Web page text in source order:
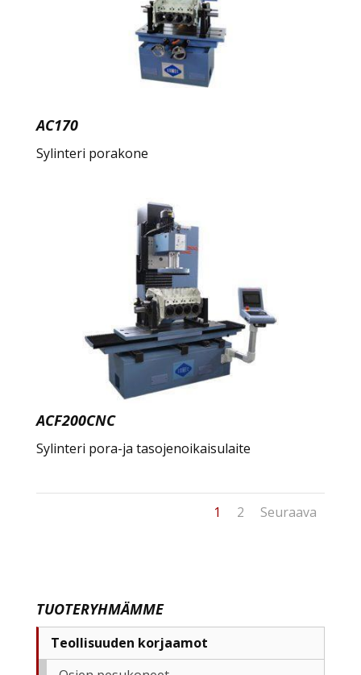
AC170
Sylinteri porakone
ACF200CNC
Sylinteri pora-ja tasojenoikaisulaite
1 2 Seuraava
TUOTERYHMÄMME
Teollisuuden korjaamot